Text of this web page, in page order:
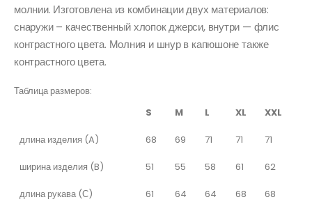
молнии. Изготовлена из комбинации двух материалов:
снаружи – качественный хлопок джерси, внутри — флис
контрастного цвета. Молния и шнур в капюшоне также
контрастного цвета.
Таблица размеров:
S
M L XL XXL
длина изделия (A) 68 69 71 71 71
ширина изделия (B) 51 55 58 61 62
длина рукава (С) 61 64 64 68 68